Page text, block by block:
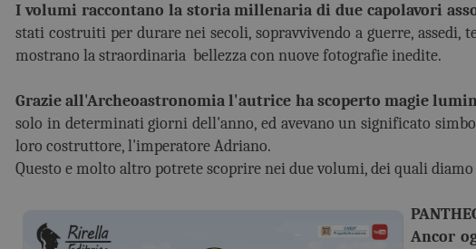
I volumi raccontano la storia millenaria di due capolavori
stati costruiti per durare nei secoli, sopravvivendo a guerre,
mostrano la straordinaria bellezza con nuove fotografie inedite.
Grazie all'Archeoastronomia l'autrice ha scoperto magie
solo in determinati giorni dell'anno, ed avevano un significato
loro costruttore, l'imperatore Adriano.
Questo e molto altro potrete scoprire nei due volumi, dei quali
Ancor